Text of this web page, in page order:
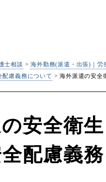
士相談 >海外勤務(派遣・出張)｜労
配慮義務について >海外派遣の安全
安全衛
配慮義